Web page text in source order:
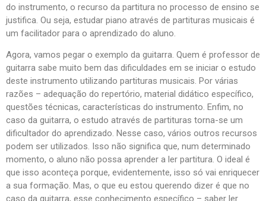
do instrumento, o recurso da partitura no processo de ensino se
justifica. Ou seja, estudar piano através de partituras musicais é
um facilitador para o aprendizado do aluno.
Agora, vamos pegar o exemplo da guitarra. Quem é professor de
guitarra sabe muito bem das dificuldades em se iniciar o estudo
deste instrumento utilizando partituras musicais. Por várias
razões – adequação do repertório, material didático específico,
questões técnicas, características do instrumento. Enfim, no
caso da guitarra, o estudo através de partituras torna-se um
dificultador do aprendizado. Nesse caso, vários outros recursos
podem ser utilizados. Isso não significa que, num determinado
momento, o aluno não possa aprender a ler partitura. O ideal é
que isso aconteça porque, evidentemente, isso só vai enriquecer
a sua formação. Mas, o que eu estou querendo dizer é que no
caso da guitarra, esse conhecimento específico – saber ler